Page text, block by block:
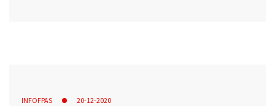
INFOFPAS 20-12-2020